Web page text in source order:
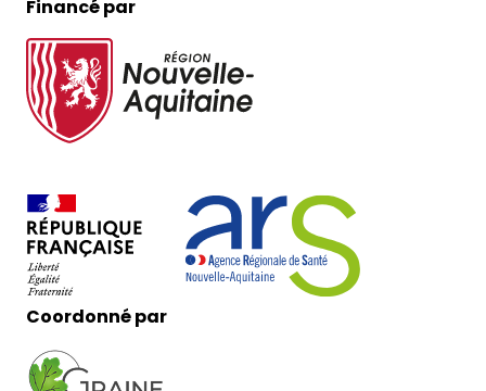
Financé par
Coordonné par